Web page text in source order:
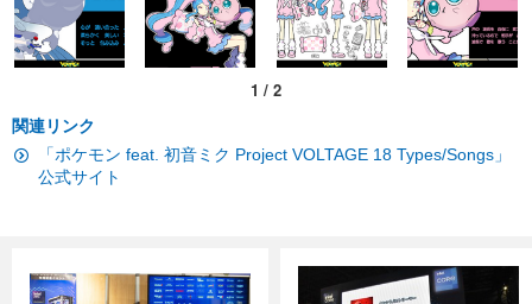
1 / 2
関連リンク
「ポケモン feat. 初音ミク Project VOLTAGE 18 Types/Songs」
公式サイト